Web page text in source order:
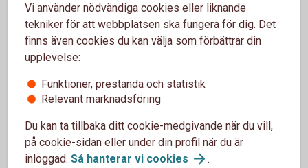
Hur flyttar jag mina aktier till er?
Köpa och sälja aktier
Handla aktier som kund
Vi använder nödvändiga cookies eller liknande
tekniker för att webbplatsen ska fungera för dig. Det
finns även cookies du kan välja som förbättrar din
upplevelse:
Funktioner, prestanda och statistik
Relevant marknadsföring
Du kan ta tillbaka ditt cookie-medgivande när du vill,
på cookie-sidan eller under din profil när du är
inloggad. Så hanterar vi cookies .